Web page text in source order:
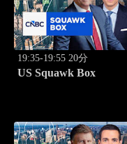
19:35-19:55 20分
US Squawk Box